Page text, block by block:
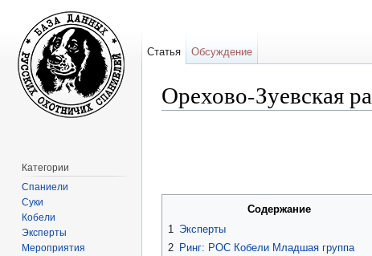
Орехово-Зуевская
Содержание
1 Эксперты
2 Ринг: РОС Кобели Младшая группа
Статья Обсуждение
Категории
Спаниели
Суки
Кобели
Эксперты
Мероприятия